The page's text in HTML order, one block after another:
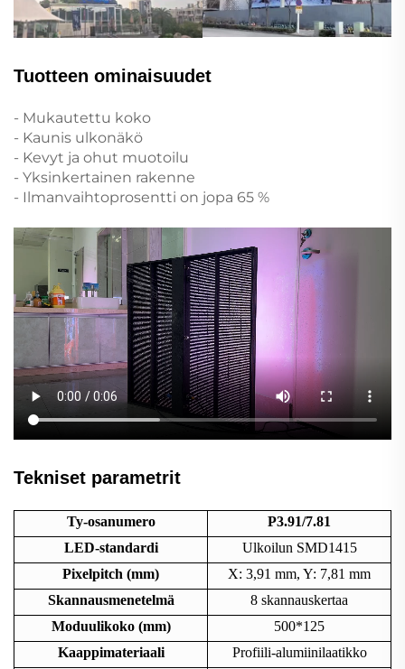
Tuotteen ominaisuudet
- Mukautettu koko
- Kaunis ulkonäkö
- Kevyt ja ohut muotoilu
- Yksinkertainen rakenne
- Ilmanvaihtoprosentti on jopa 65 %
Tekniset parametrit
Ty-osanumero
P3.91/7.81
LED-standardi
Ulkoilun SMD1415
Pixelpitch (mm)
X: 3,91 mm, Y: 7,81 mm
Skannausmenetelmä
8 skannauskertaa
Moduulikoko (mm)
500*125
Kaappimateriaali
Profiili-alumiinilaatikko